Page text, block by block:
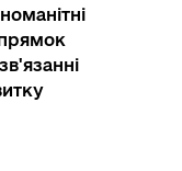
терапії»